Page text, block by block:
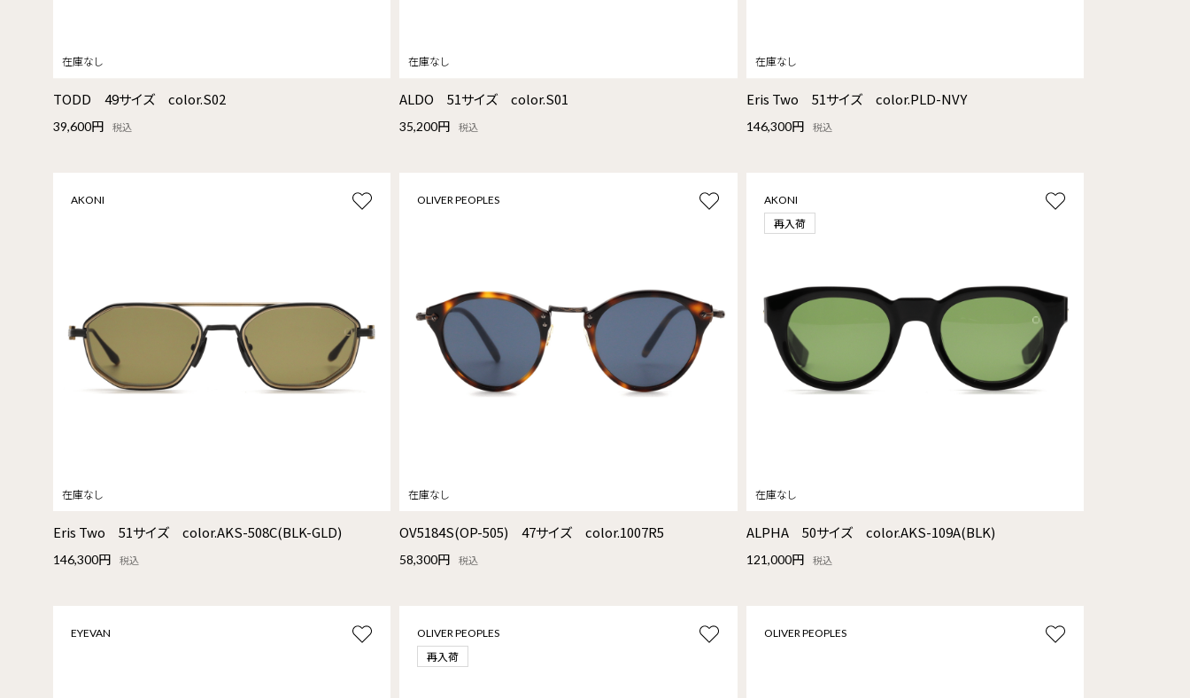
TODD 49サイズ color.S02
39,600円 税込
ALDO 51サイズ color.S01
35,200円 税込
Eris Two 51サイズ color.PLD-NVY
146,300円 税込
AKONI
Eris Two 51サイズ color.AKS-508C(BLK-GLD)
146,300円 税込
OLIVER PEOPLES
OV5184S(OP-505) 47サイズ color.1007R5
58,300円 税込
AKONI
再入荷
ALPHA 50サイズ color.AKS-109A(BLK)
121,000円 税込
EYEVAN OLIVER PEOPLES
再入荷
OLIVER PEOPLES